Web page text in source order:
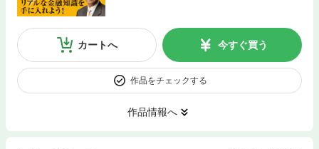
カートへ 今すぐ買う
作品をチェックする
作品情報へ